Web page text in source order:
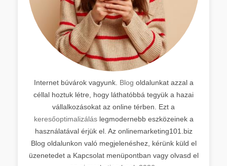
Internet búvárok vagyunk. Blog oldalunkat azzal a
céllal hoztuk létre, hogy láthatóbbá tegyük a hazai
vállalkozásokat az online térben. Ezt a
keresőoptimalizáláslegmodernebb eszközeinek a
használatával érjük el. Az onlinemarketing101.biz
Blog oldalunkon való megjelenéshez, kérünk küld el
üzenetedet a Kapcsolat menüpontban vagy olvasd el